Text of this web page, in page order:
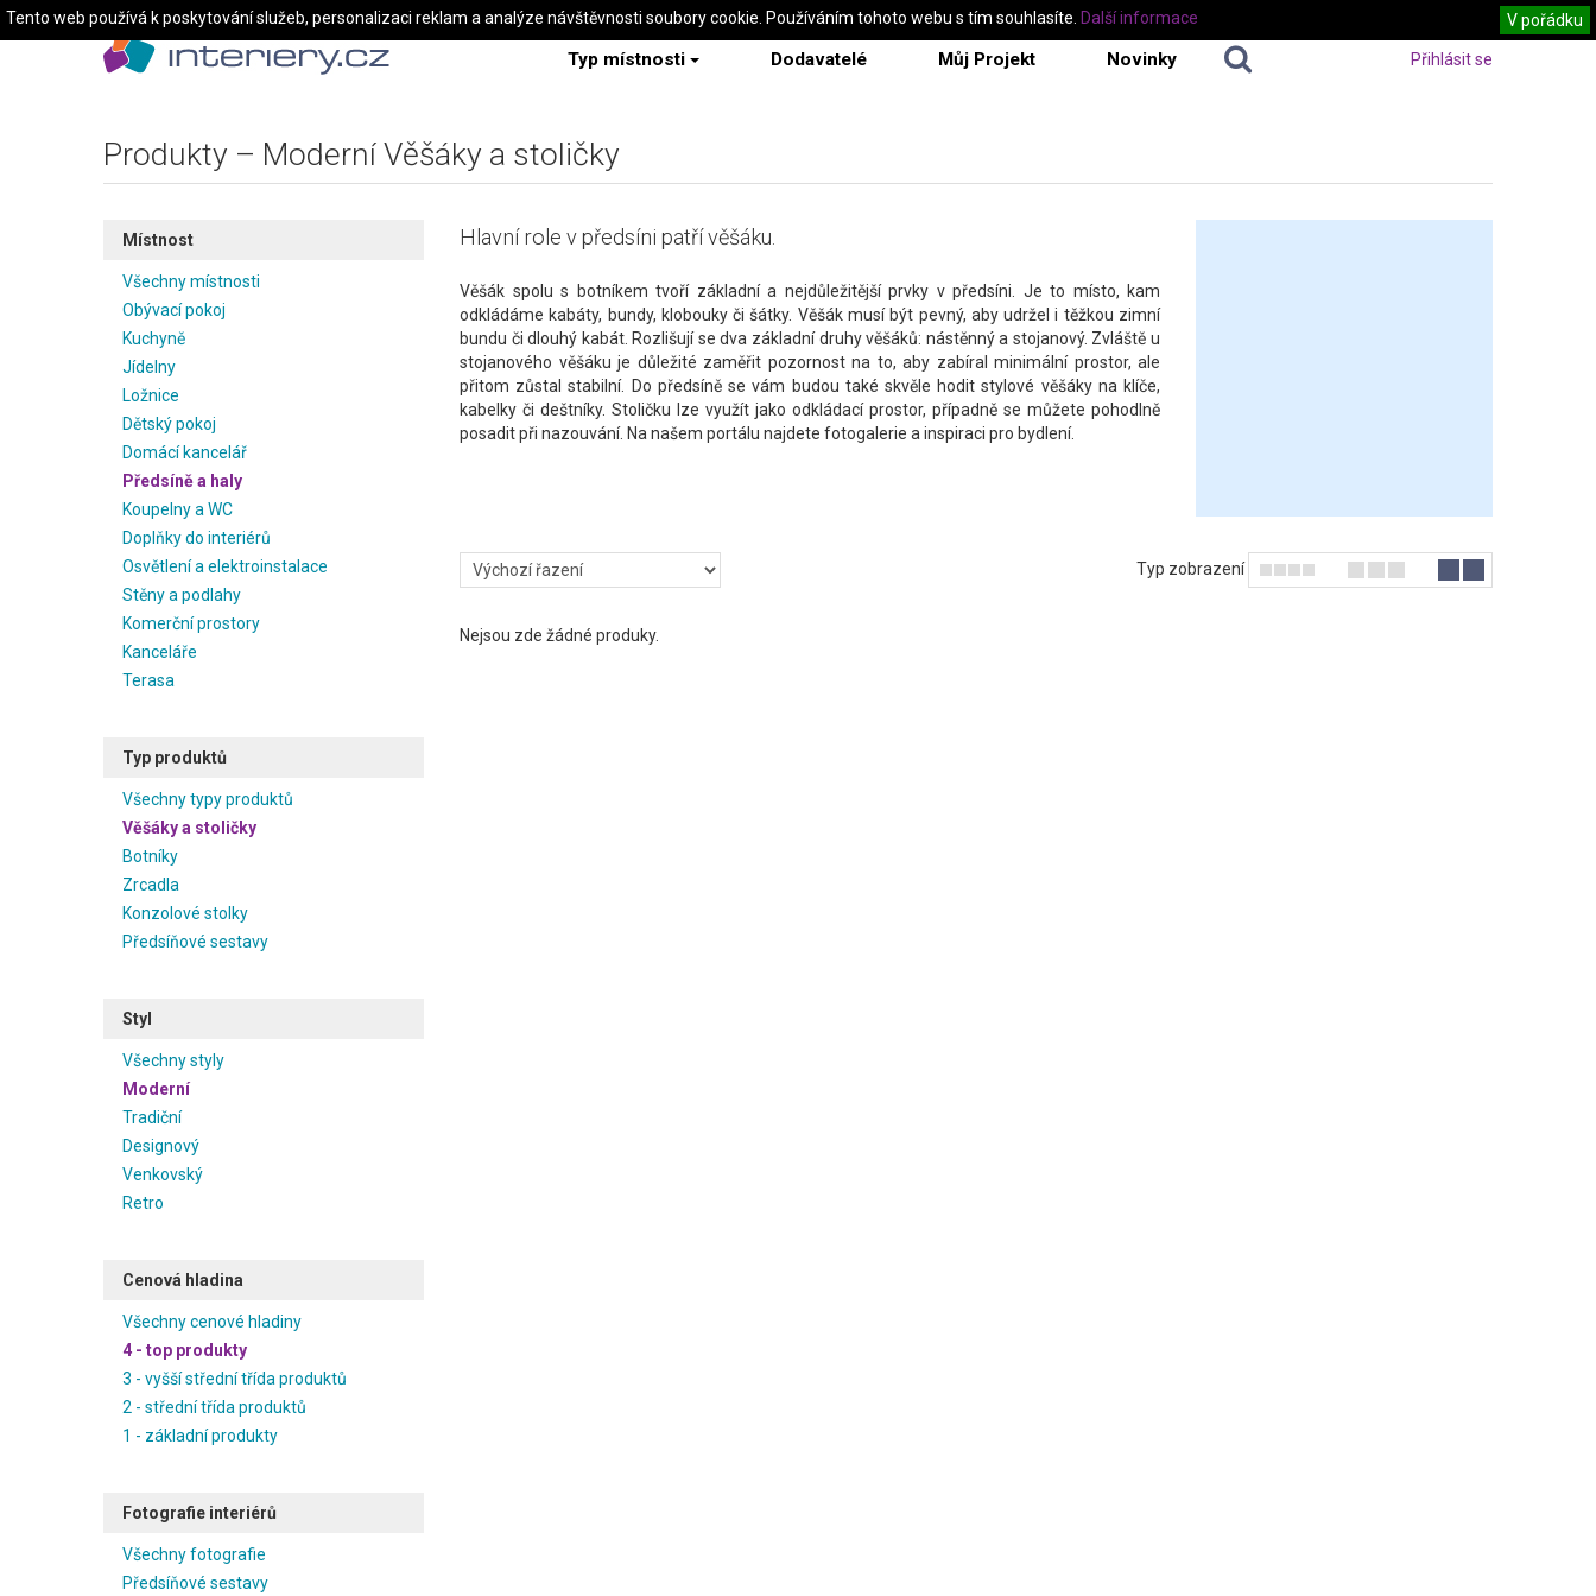
Typ místnosti Dodavatelé Můj Projekt Novinky Přihlásit se
Produkty – Moderní Věšáky a stoličky
Místnost
Všechny místnosti
Obývací pokoj
Kuchyně
Jídelny
Ložnice
Dětský pokoj
Domácí kancelář
Předsíně a haly
Koupelny a WC
Doplňky do interiérů
Osvětlení a elektroinstalace
Stěny a podlahy
Komerční prostory
Kanceláře
Terasa
Typ produktů
Všechny typy produktů
Věšáky a stoličky
Botníky
Zrcadla
Konzolové stolky
Předsíňové sestavy
Styl
Všechny styly
Moderní
Tradiční
Designový
Venkovský
Retro
Cenová hladina
Všechny cenové hladiny
4 - top produkty
3 - vyšší střední třída produktů
2 - střední třída produktů
1 - základní produkty
Fotografie interiérů
Všechny fotografie
Předsíňové sestavy
Hlavní role v předsíni patří věšáku.
Věšák spolu s botníkem tvoří základní a nejdůležitější prvky v předsíni. Je to místo, kam
odkládáme kabáty, bundy, klobouky či šátky. Věšák musí být pevný, aby udržel i těžkou zimní
bundu či dlouhý kabát. Rozlišují se dva základní druhy věšáků: nástěnný a stojanový. Zvláště u
stojanového věšáku je důležité zaměřit pozornost na to, aby zabíral minimální prostor, ale
přitom zůstal stabilní. Do předsíně se vám budou také skvěle hodit stylové věšáky na klíče,
kabelky či deštníky. Stoličku lze využít jako odkládací prostor, případně se můžete pohodlně
posadit při nazouvání. Na našem portálu najdete fotogalerie a inspiraci pro bydlení.
Typ zobrazení
Nejsou zde žádné produky.
Tento web používá k poskytování služeb, personalizaci reklam a analýze návštěvnosti soubory cookie. Používáním tohoto webu s tím souhlasíte. V pořádku
Další informace